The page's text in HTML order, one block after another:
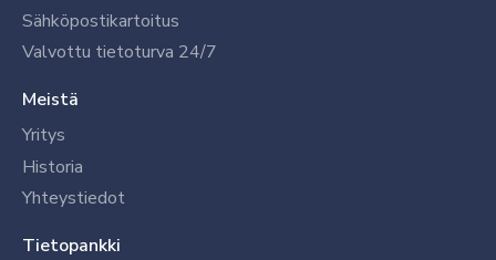
Sähköpostikartoitus
Valvottu tietoturva 24/7
Meistä
Yritys
Historia
Yhteystiedot
Tietopankki